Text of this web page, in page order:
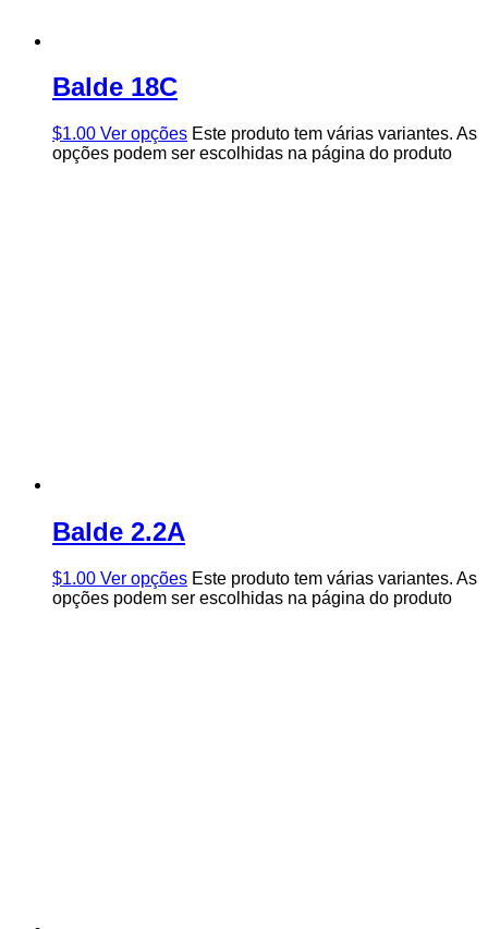
Balde 18C
$1.00 Ver opções Este produto tem várias variantes. As
opções podem ser escolhidas na página do produto
Balde 2.2A
$1.00 Ver opções Este produto tem várias variantes. As
opções podem ser escolhidas na página do produto